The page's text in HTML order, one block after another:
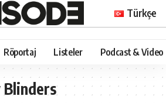
Türkçe
Röportaj Listeler Podcast & Video
Blinders